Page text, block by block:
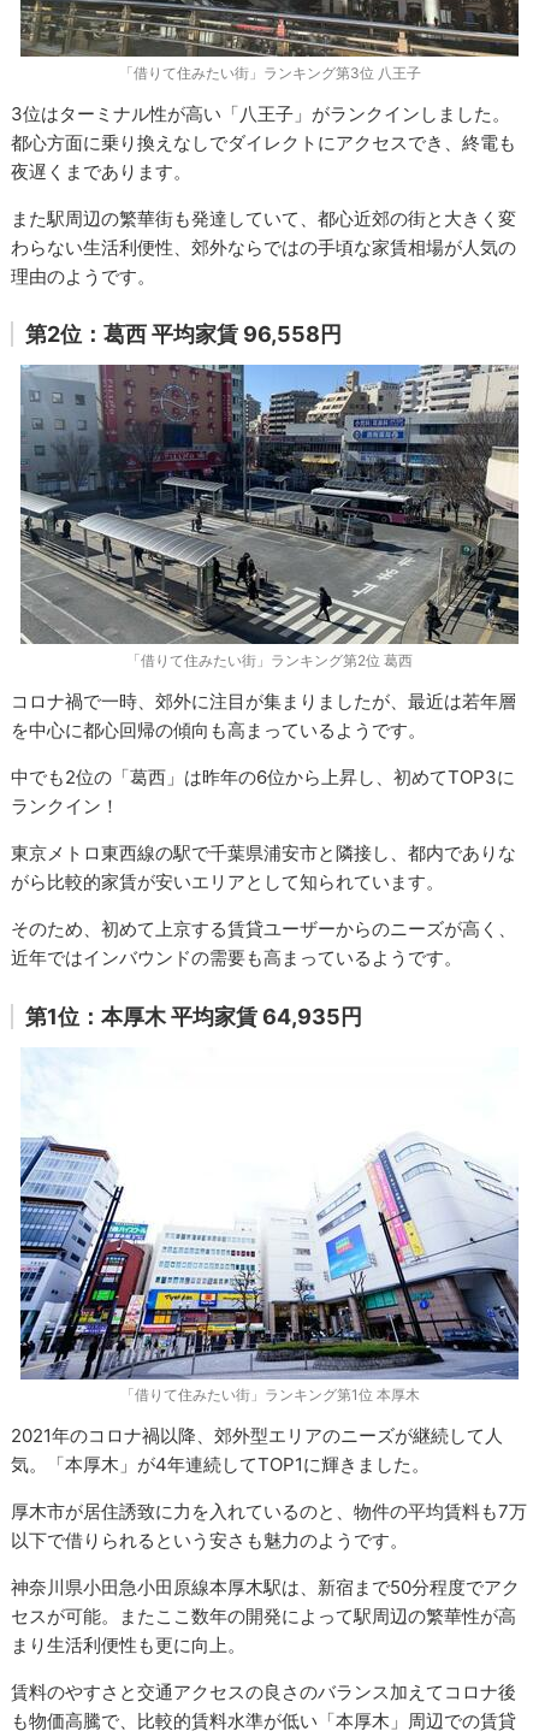
「借りて住みたい街」ランキング第3位 八王子
3位はターミナル性が高い「八王子」がランクインしました。
都心方面に乗り換えなしでダイレクトにアクセスでき、終電も
夜遅くまであります。
また駅周辺の繁華街も発達していて、都心近郊の街と大きく変
わらない生活利便性、郊外ならではの手頃な家賃相場が人気の
理由のようです。
第2位：葛西 平均家賃 96,558円
「借りて住みたい街」ランキング第2位 葛西
コロナ禍で一時、郊外に注目が集まりましたが、最近は若年層
を中心に都心回帰の傾向も高まっているようです。
中でも2位の「葛西」は昨年の6位から上昇し、初めてTOP3に
ランクイン！
東京メトロ東西線の駅で千葉県浦安市と隣接し、都内でありな
がら比較的家賃が安いエリアとして知られています。
そのため、初めて上京する賃貸ユーザーからのニーズが高く、
近年ではインバウンドの需要も高まっているようです。
第1位：本厚木 平均家賃 64,935円
「借りて住みたい街」ランキング第1位 本厚木
2021年のコロナ禍以降、郊外型エリアのニーズが継続して人
気。「本厚木」が4年連続してTOP1に輝きました。
厚木市が居住誘致に力を入れているのと、物件の平均賃料も7万
以下で借りられるという安さも魅力のようです。
神奈川県小田急小田原線本厚木駅は、新宿まで50分程度でアク
セスが可能。またここ数年の開発によって駅周辺の繁華性が高
まり生活利便性も更に向上。
賃料のやすさと交通アクセスの良さのバランス加えてコロナ後
も物価高騰で、比較的賃料水準が低い「本厚木」周辺での賃貸